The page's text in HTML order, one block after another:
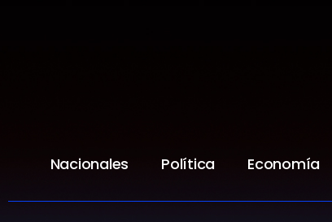
Nacionales Política Economía